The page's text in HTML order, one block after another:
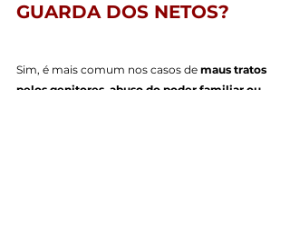
GUARDA DOS NETOS?
Sim, é mais comum nos casos de maus tratos
pelos genitores, abuso do poder familiar ou